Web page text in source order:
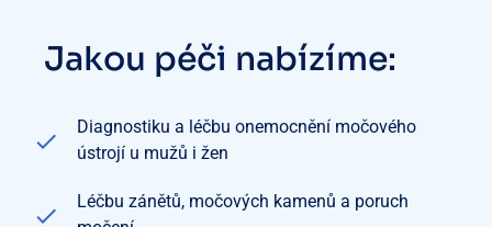
Jakou péči nabízíme:
Diagnostiku a léčbu onemocnění močového
ústrojí u mužů i žen
Léčbu zánětů, močových kamenů a poruch